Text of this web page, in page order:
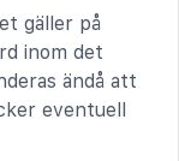
gäller på
inom det
ändå att
eventuell